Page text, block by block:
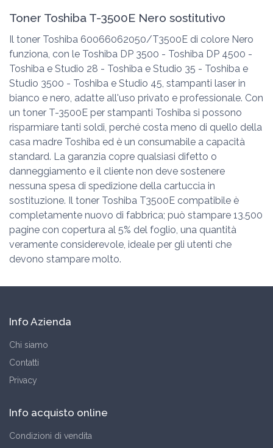
Toner Toshiba T-3500E Nero sostitutivo
Il toner Toshiba 60066062050/T3500E di colore Nero
funziona, con le Toshiba DP 3500 - Toshiba DP 4500 -
Toshiba e Studio 28 - Toshiba e Studio 35 - Toshiba e
Studio 3500 - Toshiba e Studio 45, stampanti laser in
bianco e nero, adatte all'uso privato e professionale. Con
un toner T-3500E per stampanti Toshiba si possono
risparmiare tanti soldi, perché costa meno di quello della
casa madre Toshiba ed è un consumabile a capacità
standard. La garanzia copre qualsiasi difetto o
danneggiamento e il cliente non deve sostenere
nessuna spesa di spedizione della cartuccia in
sostituzione. Il toner Toshiba T3500E compatibile è
completamente nuovo di fabbrica; può stampare 13.500
pagine con copertura al 5% del foglio, una quantità
veramente considerevole, ideale per gli utenti che
devono stampare molto.
Info Azienda
Chi siamo
Contatti
Privacy
Info acquisto online
Condizioni di vendita